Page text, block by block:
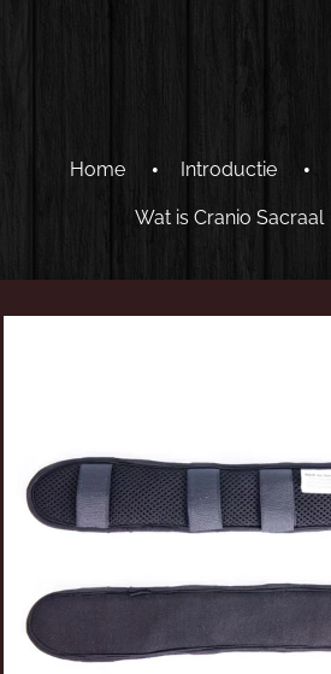
Home Introductie
Wat is Cranio Sacraal